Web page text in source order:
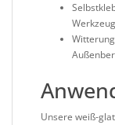
Unsere weiß-